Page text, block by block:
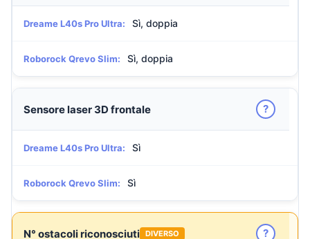
Dreame L40s Pro Ultra: Sì, doppia
Roborock Qrevo Slim: Sì, doppia
Sensore laser 3D frontale ?
Dreame L40s Pro Ultra: Sì
Roborock Qrevo Slim: Sì
N° ostacoli riconosciuti DIVERSO ?